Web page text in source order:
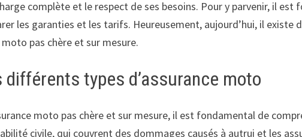
complète et le respect de ses besoins. Pour y parvenir, il
les garanties et les tarifs. Heureusement, aujourd’hui, il
pas chère et sur mesure.
différents types d’assurance moto
moto pas chère et sur mesure, il est fondamental de
civile, qui couvrent des dommages causés à autrui et les